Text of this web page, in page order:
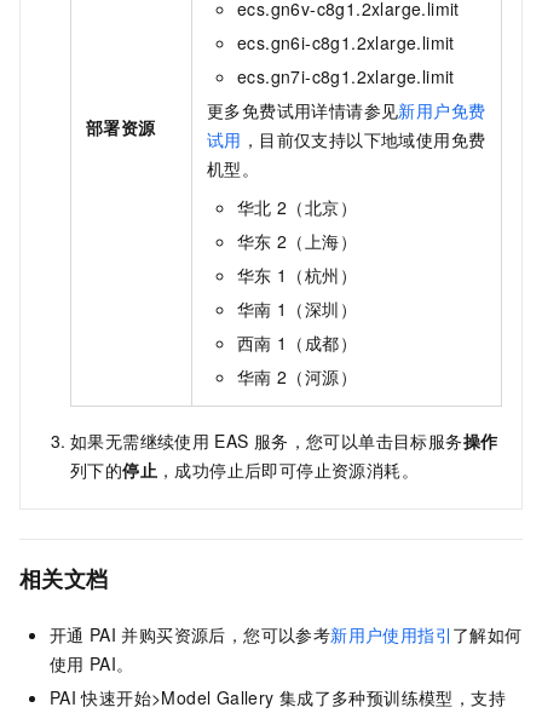
部署资源
ecs.gn6v-c8g1.2xlarge.limit
ecs.gn6i-c8g1.2xlarge.limit
ecs.gn7i-c8g1.2xlarge.limit
更多免费试用详情请参见新用户免费
试用 ，目前仅支持以下地域使用免费
机型。
华北 2（北京）
华东 2（上海）
华东 1（杭州）
华南 1（深圳）
西南 1（成都）
华南 2（河源）
如果无需继续使用 EAS 服务，您可以单击目标服务操作
列下的停止 ，成功停止后即可停止资源消耗。
相关文档
开通 PAI 并购买资源后，您可以参考新用户使用指引 了解如何
使用 PAI。
PAI 快速开始>Model Gallery 集成了多种预训练模型，支持